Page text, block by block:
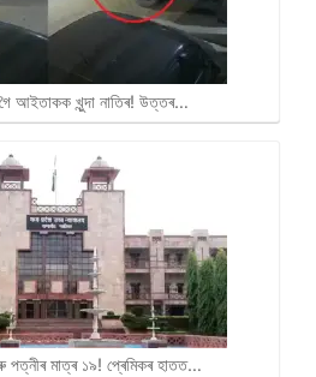
গৈ আইতাকক খুন্দা নাতিৰ! উত্তৰ…
পত্নীৰ মাত্ৰ ১৯! প্ৰেমিকৰ হাতত…